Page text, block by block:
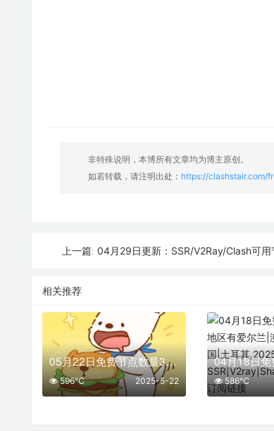
非特殊说明，本博所有文章均为博主原创。
如若转载，请注明出处： https://clashstair.com/
上一篇: 04月29日更新：SSR/V2Ray/Clash可
相关推荐
05月22日免费节点数量35个,地区有台湾|英国|越南|加拿大|意大利,2025年SSR|V2ray|Shadowrocket|Clash订阅链接
2025-5-22
596℃ 586℃